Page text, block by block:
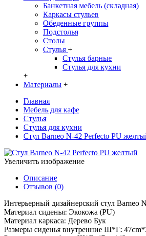
Банкетная мебель (складная)
Каркасы стульев
Обеденные группы
Подстолья
Столы
Стулья +
Стулья барные
Стулья для кухни
+
Материалы +
Главная
Мебель для кафе
Стулья
Стулья для кухни
Стул Barneo N-42 Perfecto PU
Увеличить изображение
Описание
Отзывов (0)
Интерьерный дизайнерский cтул Barneo
Материал сиденья: Экокожа (PU)
Материал каркаса: Дерево Бук
Размеры сиденья внутренние Ш*Г: